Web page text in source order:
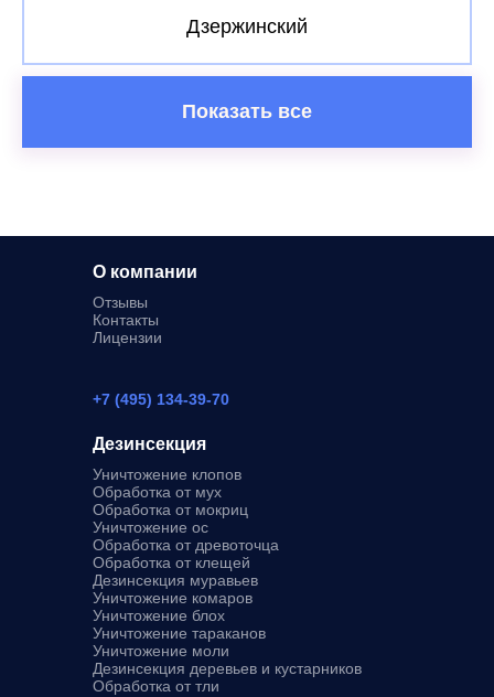
Дзержинский
Показать все
Дезинсекция
Уничтожение клопов
Обработка от мух
Обработка от мокриц
Уничтожение ос
Обработка от древоточца
Обработка от клещей
Дезинсекция муравьев
Уничтожение комаров
Уничтожение блох
Уничтожение тараканов
Уничтожение моли
Дезинсекция деревьев и кустарников
Обработка от тли
О компании
Отзывы
Контакты
Лицензии
+7 (495) 134-39-70